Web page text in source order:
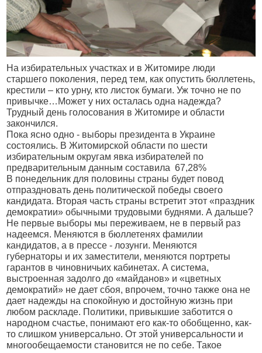
На избирательных участках и в Житомире люди
старшего поколения, перед тем, как опустить бюллетень,
крестили – кто урну, кто листок бумаги. Уж точно не по
привычке…Может у них осталась одна надежда?
Трудный день голосования в Житомире и области
закончился.
Пока ясно одно - выборы президента в Украине
состоялись. В Житомирской области по шести
избирательным округам явка избирателей по
предварительным данным составила 67,28%
В понедельник для половины страны будет повод
отпраздновать день политической победы своего
кандидата. Вторая часть страны встретит этот «праздник
демократии» обычными трудовыми буднями. А дальше?
Не первые выборы мы переживаем, не в первый раз
надеемся. Меняются в бюллетенях фамилии
кандидатов, а в прессе - лозунги. Меняются
губернаторы и их заместители, меняются портреты
гарантов в чиновничьих кабинетах. А система,
выстроенная задолго до «майданов» и «цветных
демократий» не дает сбоя, впрочем, точно также она не
дает надежды на спокойную и достойную жизнь при
любом раскладе. Политики, привыкшие заботится о
народном счастье, понимают его как-то обобщенно, как-
то слишком универсально. От этой универсальности и
многообещаемости становится не по себе. Такое